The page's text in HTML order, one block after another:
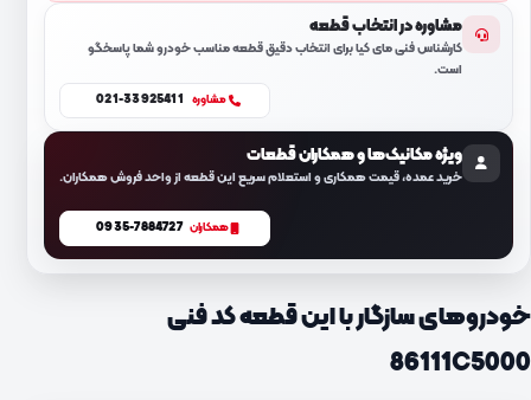
مشاوره در انتخاب قطعه
کارشناس فنی مای کیا برای انتخاب دقیق قطعه مناسب خودرو شما پاسخگو
است.
مشاوره 021-33925411
ویژه مکانیک‌ها و همکاران قطعات
خرید عمده، قیمت همکاری و استعلام سریع این قطعه از واحد فروش همکاران.
همکاران 0935-7884727
خودروهای سازگار با این قطعه کد فنی
86111C5000